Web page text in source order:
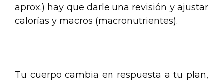
aprox.) hay que darle una revisión y ajustar
calorías y macros (macronutrientes).
Tu cuerpo cambia en respuesta a tu plan,